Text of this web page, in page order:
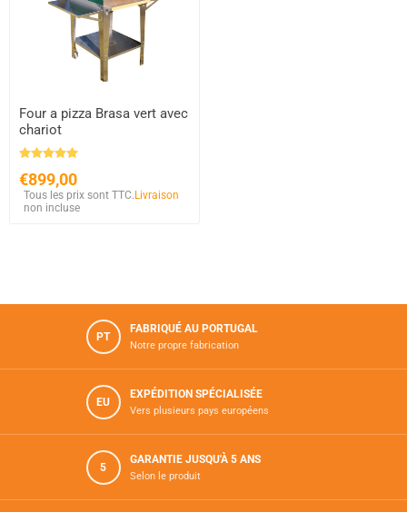
Four a pizza Brasa vert avec
chariot
€899,00
Tous les prix sont TTC.Livraison
non incluse
PT
FABRIQUÉ AU PORTUGAL
Notre propre fabrication
EU
EXPÉDITION SPÉCIALISÉE
Vers plusieurs pays européens
5
GARANTIE JUSQU'À 5 ANS
Selon le produit